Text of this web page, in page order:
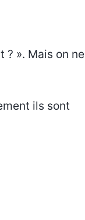
? ». Mais on ne
ils sont